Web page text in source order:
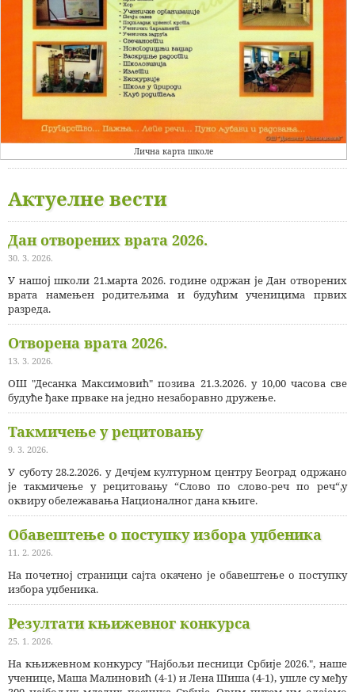
Лична карта школе
Актуелне вести
Дан отворених врата 2026.
30. 3. 2026.
У нашој школи 21.марта 2026. године одржан је Дан отворених
врата намењен родитељима и будућим ученицима првих
разреда.
Отворена врата 2026.
13. 3. 2026.
ОШ "Десанка Максимовић" позива 21.3.2026. у 10,00 часова све
будуће ђаке прваке на једно незаборавно дружење.
Такмичење у рецитовању
9. 3. 2026.
У суботу 28.2.2026. у Дечјем културном центру Београд одржано
је такмичење у рецитовању “Слово по слово-реч по реч“,у
оквиру обележавања Националног дана књиге.
Обавештење о поступку избора уџбеника
11. 2. 2026.
На почетној страници сајта окачено је обавештење о поступку
избора уџбеника.
Резултати књижевног конкурса
25. 1. 2026.
На књижевном конкурсу "Најбољи песници Србије 2026.", наше
ученице, Маша Малиновић (4-1) и Лена Шиша (4-1), ушле су међу